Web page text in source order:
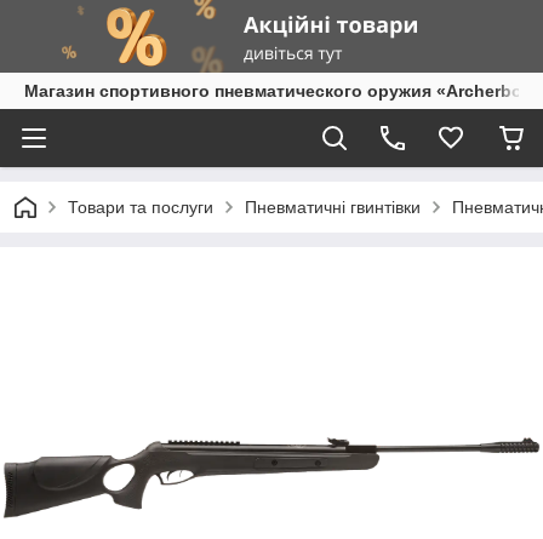
Магазин спортивного пневматического оружия
Товари та послуги Пневматичні гвинтівки